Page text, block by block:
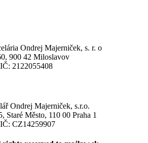
Ondrej Majerniček, s. r. o
900 42 Miloslavov
2122055408
Ondrej Majerniček, s.r.o.
Staré Město, 110 00 Praha 1
CZ14259907